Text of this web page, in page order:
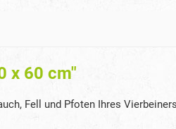
x 60 cm"
Fell und Pfoten Ihres